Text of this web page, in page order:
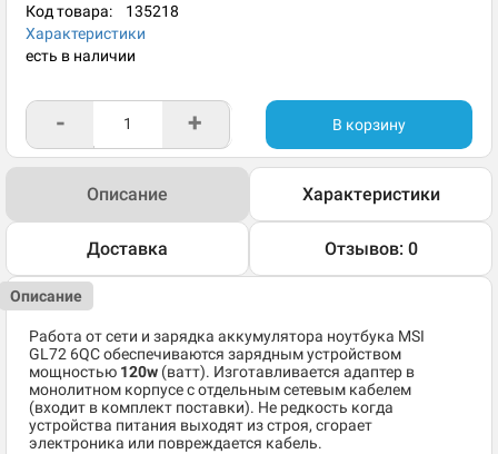
Код товара: 135218
Характеристики
есть в наличии
- + В корзину
Описание Характеристики
Доставка Отзывов: 0
Описание
Работа от сети и зарядка аккумулятора ноутбука MSI
GL72 6QC обеспечиваются зарядным устройством
мощностью 120w (ватт). Изготавливается адаптер в
монолитном корпусе с отдельным сетевым кабелем
(входит в комплект поставки). Не редкость когда
устройства питания выходят из строя, сгорает
электроника или повреждается кабель.